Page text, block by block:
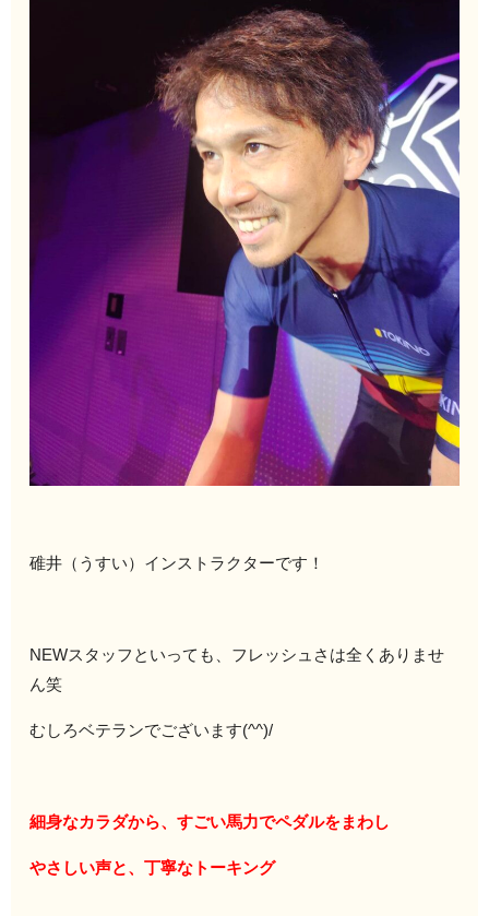
碓井（うすい）インストラクターです！
NEWスタッフといっても、フレッシュさは全くありませ
ん笑
むしろベテランでございます(^^)/
細身なカラダから、すごい馬力でペダルをまわし
やさしい声と、丁寧なトーキング